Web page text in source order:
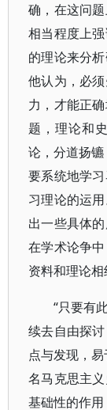
确，在这问
相当程度上
的理论来分
他认为，必
力，才能正
题，理论和
论，分道扬
要系统地学
习理论的运
出一些具体
在学术论争
资料和理论
“只要有
续去自由探
点与发现，
名马克思主
基础性的作